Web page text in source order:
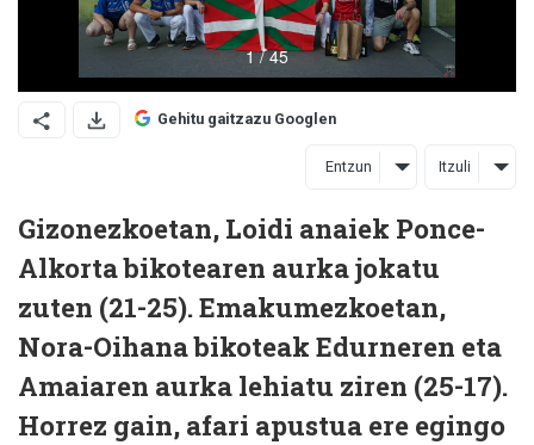
Gehitu gaitzazu Googlen
Entzun Itzuli
Gizonezkoetan, Loidi anaiek Ponce-
Alkorta bikotearen aurka jokatu
zuten (21-25). Emakumezkoetan,
Nora-Oihana bikoteak Edurneren eta
Amaiaren aurka lehiatu ziren (25-17).
Horrez gain, afari apustua ere egingo